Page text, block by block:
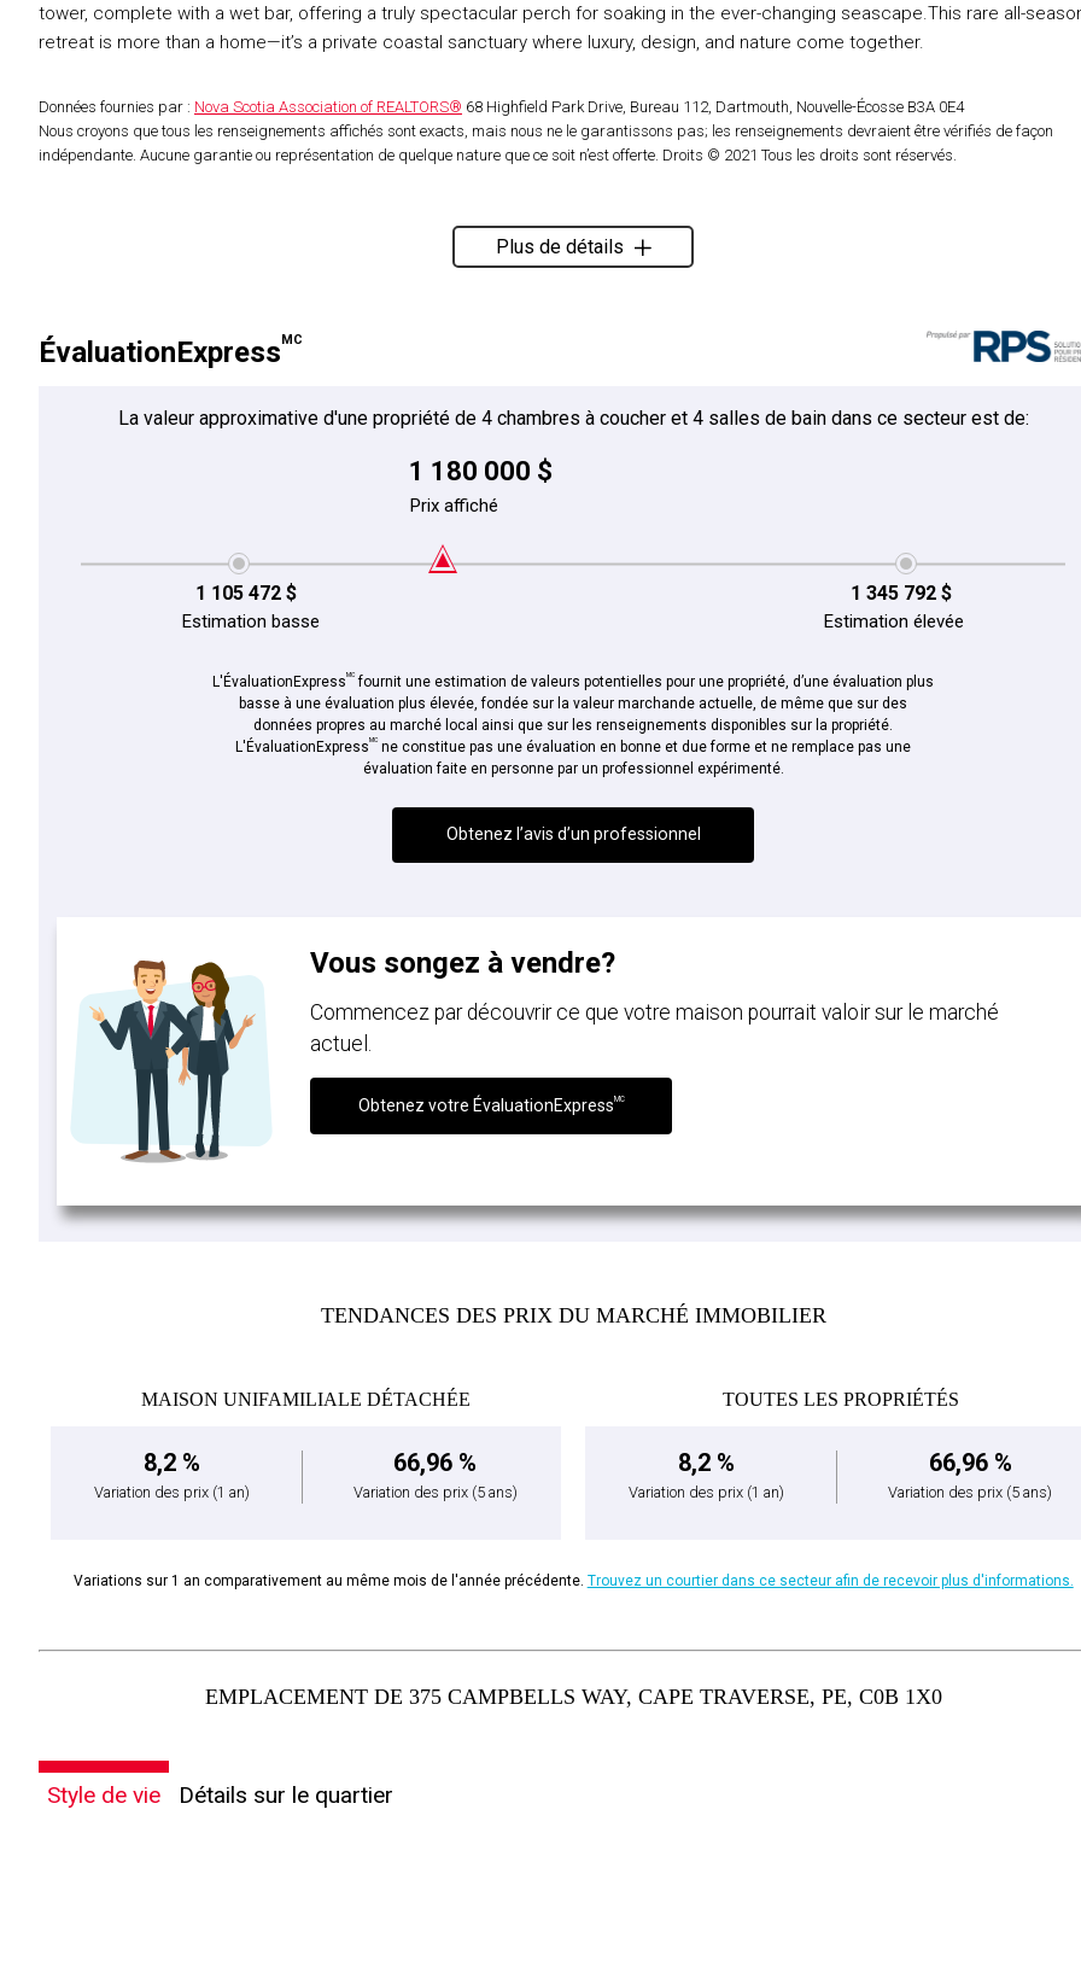
tower, complete with a wet bar, offering a truly spectacular perch for soaking in the ever-changing seascape.This rare all-
retreat is more than a home—it’s a private coastal sanctuary where luxury, design, and nature come together.
Données fournies par : Nova Scotia Association of REALTORS® 68 Highfield Park Drive, Bureau 112, Dartmouth, Nouvelle-Écosse B3A 0E4
Nous croyons que tous les renseignements affichés sont exacts, mais nous ne le garantissons pas; les renseignements devraient être vérifiés de façon
indépendante. Aucune garantie ou représentation de quelque nature que ce soit n’est offerte. Droits © 2021 Tous les droits sont réservés.
Plus de détails
ÉvaluationExpress MC
La valeur approximative d'une propriété de 4 chambres à coucher et 4 salles de bain dans ce secteur est de:
1 180 000 $
Prix affiché
1 105 472 $ 1 345 792 $
Estimation basse Estimation élevée
L'ÉvaluationExpressMC fournit une estimation de valeurs potentielles pour une propriété, d’une évaluation plus
basse à une évaluation plus élevée, fondée sur la valeur marchande actuelle, de même que sur des
données propres au marché local ainsi que sur les renseignements disponibles sur la propriété.
L'ÉvaluationExpressMC ne constitue pas une évaluation en bonne et due forme et ne remplace pas une
évaluation faite en personne par un professionnel expérimenté.
Obtenez l’avis d’un professionnel
Vous songez à vendre?
Commencez par découvrir ce que votre maison pourrait valoir sur le marché
actuel.
Obtenez votre ÉvaluationExpressMC
TENDANCES DES PRIX DU MARCHÉ IMMOBILIER
MAISON UNIFAMILIALE DÉTACHÉE
8,2 %
Variation des prix (1 an)
66,96 %
Variation des prix (5 ans)
TOUTES LES PROPRIÉTÉS
8,2 %
Variation des prix (1 an)
66,96 %
Variation des prix (5 ans)
Variations sur 1 an comparativement au même mois de l'année précédente. Trouvez un courtier dans ce secteur afin de recevoir plus d'informations.
EMPLACEMENT DE 375 CAMPBELLS WAY, CAPE TRAVERSE, PE, C0B 1X0
Style de vie Détails sur le quartier